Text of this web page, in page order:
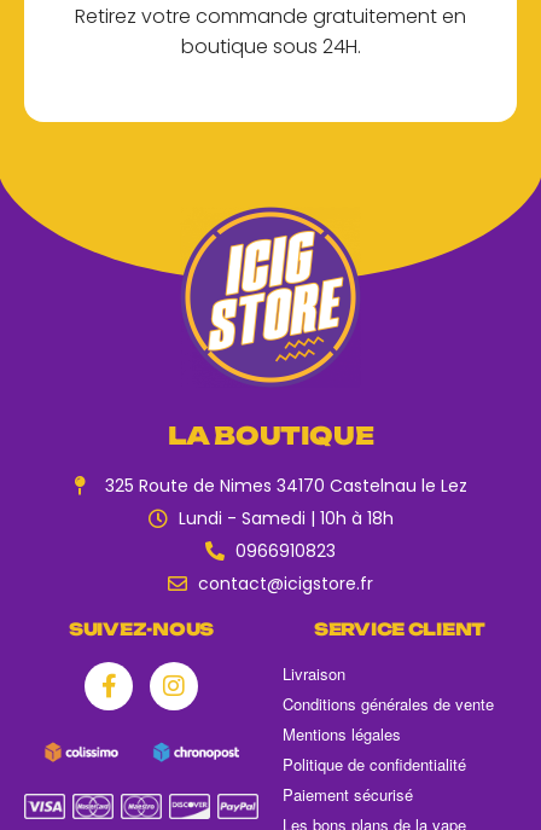
Retirez votre commande gratuitement en
boutique sous 24H.
LA BOUTIQUE
325 Route de Nimes 34170 Castelnau le Lez
Lundi - Samedi | 10h à 18h
0966910823
contact@icigstore.fr
SUIVEZ-NOUS SERVICE CLIENT
Livraison
Conditions générales de vente
Mentions légales
Politique de confidentialité
Paiement sécurisé
Les bons plans de la vape